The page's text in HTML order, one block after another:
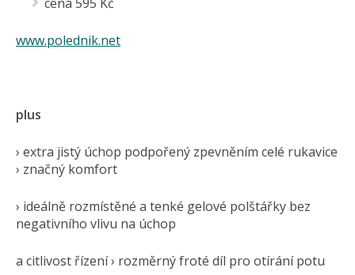
www.polednik.net
plus
› extra jistý úchop podpořený zpevněním celé rukavice
› značný komfort
› ideálně rozmístěné a tenké gelové polštářky bez
negativního vlivu na úchop
a citlivost řízení › rozměrný froté díl pro otírání potu